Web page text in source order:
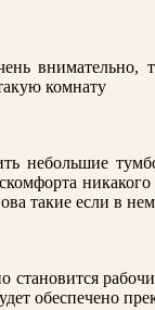
внимательно,
комнату
небольшие
такие если в нем
становится
обеспечено